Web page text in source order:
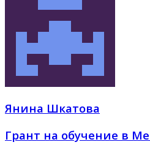
Янина Шкатова
Грант на обучение в